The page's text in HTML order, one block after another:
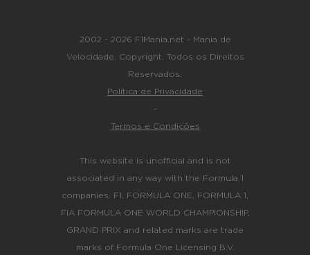
2002 - 2026 F1Mania.net - Mania de
Velocidade. Copyright. Todos os Direitos
Reservados.
Política de Privacidade
-
Termos e Condições
This website is unofficial and is not
associated in any way with the Formula 1
companies. F1, FORMULA ONE, FORMULA 1,
FIA FORMULA ONE WORLD CHAMPIONSHIP,
GRAND PRIX and related marks are trade
marks of Formula One Licensing B.V.